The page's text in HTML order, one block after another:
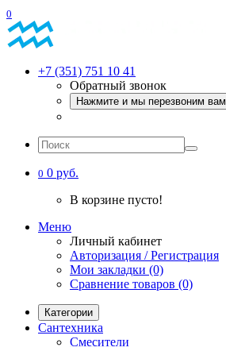
0
+7 (351) 751 10 41
Обратный звонок
Нажмите и мы перезвоним вам
0 0 руб.
В корзине пусто!
Меню
Личный кабинет
Авторизация / Регистрация
Мои закладки (0)
Сравнение товаров (0)
Категории
Сантехника
Смесители